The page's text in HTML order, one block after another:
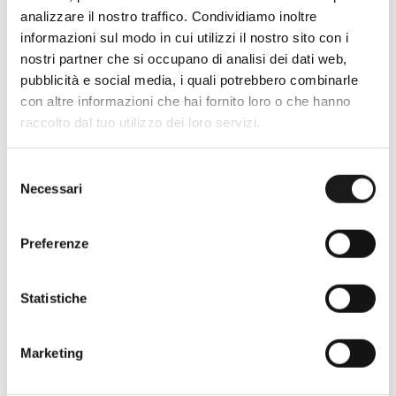
analizzare il nostro traffico. Condividiamo inoltre
informazioni sul modo in cui utilizzi il nostro sito con i
nostri partner che si occupano di analisi dei dati web,
pubblicità e social media, i quali potrebbero combinarle
con altre informazioni che hai fornito loro o che hanno
raccolto dal tuo utilizzo dei loro servizi.
delNecessari
Preferenze
Statistiche
Marketing
Oltre 30 anni di esperienza
Nato nel 1990 con il nome di Rifugio
Roma, RRTrek è il punto di riferimento
per amanti dell’outdoor a Roma e nel
Lazio. Da sempre soddisfiamo i nostri
l’acquisto un’esperienza formativa e